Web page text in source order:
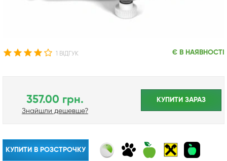
1 ВІДГУК Є В НАЯВНОСТІ
357.00 грн.
Знайшли дешевше?
КУПИТИ ЗАРАЗ
КУПИТИ В РОЗСТРОЧКУ